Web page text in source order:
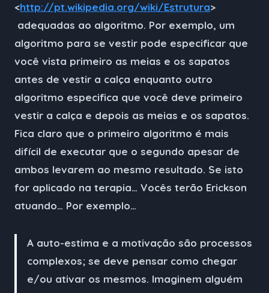
<http://pt.wikipedia.org/wiki/Estrutura>
adequadas ao algoritmo. Por exemplo, um
algoritmo para se vestir pode especificar que
você vista primeiro as meias e os sapatos
antes de vestir a calça enquanto outro
algoritmo especifica que você deve primeiro
vestir a calça e depois as meias e os sapatos.
Fica claro que o primeiro algoritmo é mais
difícil de executar que o segundo apesar de
ambos levarem ao mesmo resultado. Se isto
for aplicado na terapia… Vocês terão Erickson
atuando… Por exemplo…
A auto-estima e a motivação são processos
complexos; se deve pensar como chegar
e/ou ativar os mesmos. Imaginem alguém